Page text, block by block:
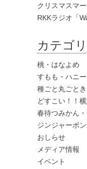
クリスマスマ
RKKラジオ「
カテゴ
桃・はなよめ
すもも・ハニ
種ごと丸ごと
どすこい！！
春待つみかん
ジンジャーボ
おしらせ
メディア情報
イベント